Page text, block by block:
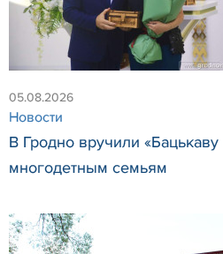
05.08.2026
Новости
В Гродно вручили
многодетным семьям